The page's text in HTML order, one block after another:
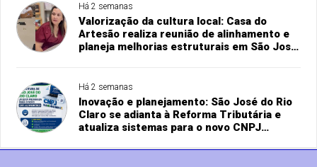
Há 2 semanas
Valorização da cultura local: Casa do
Artesão realiza reunião de alinhamento e
planeja melhorias estruturais em São José
Há 2 semanas
Inovação e planejamento: São José do Rio
Claro se adianta à Reforma Tributária e
atualiza sistemas para o novo CNPJ